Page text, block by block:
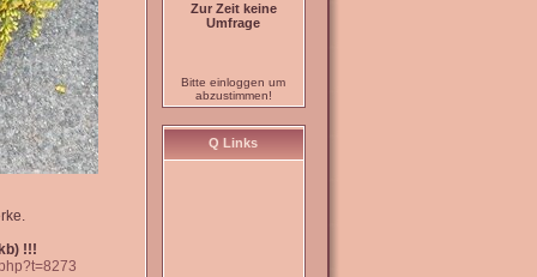
!!!
Zur Zeit keine
Umfrage
Bitte einloggen um
abzustimmen!
Q Links